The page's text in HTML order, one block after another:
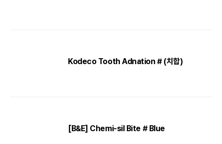
Kodeco Tooth Adnation # (치합)
[B&E] Chemi-sil Bite # Blue